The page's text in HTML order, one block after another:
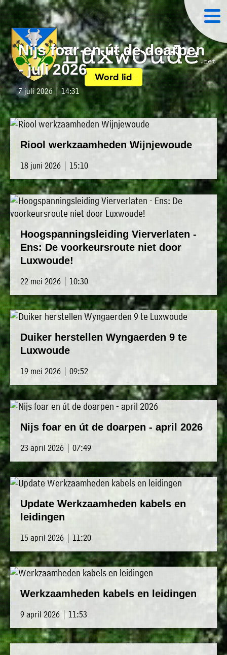
Word lid
Nijs foar en út de doarpen
- juli 2026
7 juli 2026 | 14:31
Riool werkzaamheden Wijnjewoude
18 juni 2026 | 15:10
Hoogspanningsleiding Vierverlaten -
Ens: De voorkeursroute niet door
Luxwoude!
22 mei 2026 | 10:30
Duiker herstellen Wyngaerden 9 te
Luxwoude
19 mei 2026 | 09:52
Nijs foar en út de doarpen - april 2026
23 april 2026 | 07:49
Update Werkzaamheden kabels en
leidingen
15 april 2026 | 11:20
Werkzaamheden kabels en leidingen
9 april 2026 | 11:53
»
Home
»
Welkom
Nieuws
»
Agenda
»
Verenigingen
Bedrijven
»
Plaatselijk
belang
Informatie
lidmaatschap
't
Trefpunt
Foto's
Historische
verhalen
Dossiers
Contact
»
Nieuwsbrieven
gemeente
Opsterland
Luxwoude.net
website@luxwoude.net
Plaatselijk
belang
Op
bestaat
het
bestuur
uit
de
volgende
personen:
Voorzitter
vacant
Michiel
Modderman
Penningmeester
vacant
lid
Hoen
Algemeen
lid
Ids
de
Haan